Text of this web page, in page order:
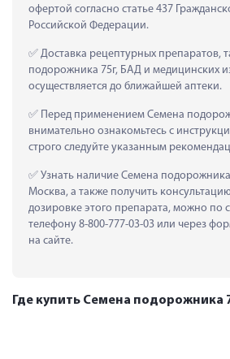
офертой согласно статье 437
Российской Федерации.
Доставка рецептурных препаратов,
подорожника 75г, БАД и медицинских
осуществляется до ближайшей аптеки.
Перед применением Семена
внимательно ознакомьтесь с
строго следуйте указанным
Узнать наличие Семена подорожника
Москва, а также получить
дозировке этого препарата, можно по
телефону 8-800-777-03-03 или через
на сайте.
Где купить Семена подорожника